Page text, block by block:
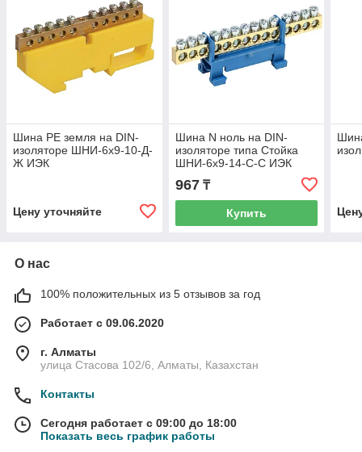
Шина PE земля на DIN-
изоляторе ШНИ-6х9-10-Д-
Ж ИЭК
Цену уточняйте
Шина N ноль на DIN-
изоляторе типа Стойка
ШНИ-6х9-14-С-С ИЭК
967₸
Купить
О нас
100% положительных из 5 отзывов за год
Работает с 09.06.2020
г. Алматы
улица Стасова 102/6, Алматы, Казахстан
Контакты
Сегодня работает с 09:00 до 18:00
Показать весь график работы